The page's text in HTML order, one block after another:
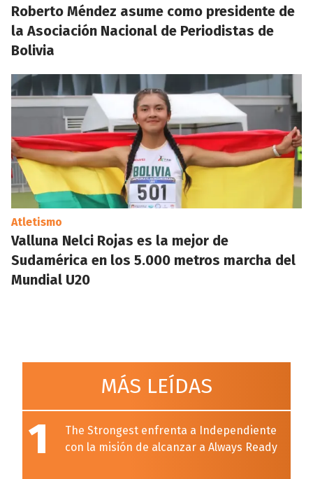
Roberto Méndez asume como presidente de
la Asociación Nacional de Periodistas de
Bolivia
Atletismo
Valluna Nelci Rojas es la mejor de
Sudamérica en los 5.000 metros marcha del
Mundial U20
MÁS LEÍDAS
1
The Strongest enfrenta a Independiente
con la misión de alcanzar a Always Ready